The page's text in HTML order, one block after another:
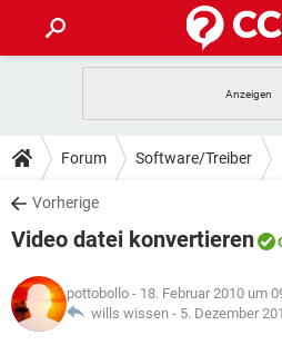
ANDROID IOS
WINDOWS 10
WHATSAPP
FACEBOOK
TIPPS & TRICKS
SPIELE
WHATSAPP
FACEBOOK
DOWNLOADS
SPIELE
ANDROID
WINDOWS 10
SPIELE
ANDROID
LEXIKON
Forum Software/Treiber
Vorherige
Video datei konvertieren
pottobollo - 18. Februar 2010 um
wills wissen - 5. Dezember